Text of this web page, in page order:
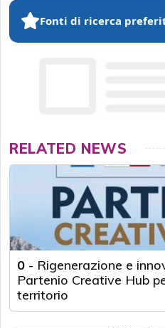
Fonti di ricerca
RELATED NEWS
0 - Rigenerazione e
Partenio Creative Hub
territorio